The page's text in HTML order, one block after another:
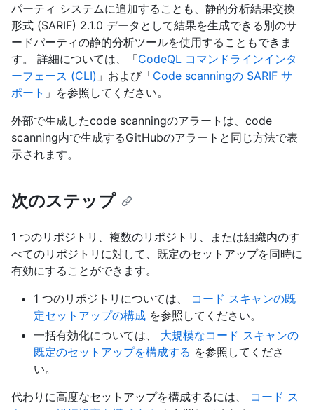
パーティ システムに追加することも、静的分析結果交換
形式 (SARIF) 2.1.0 データとして結果を生成できる別のサ
ードパーティの静的分析ツールを使用することもできま
す。 詳細については、「CodeQL コマンドラインインタ
ーフェース (CLI) 」および「Code scanningの SARIF サ
ポート 」を参照してください。
外部で生成したcode scanningのアラートは、code
scanning内で生成するGitHubのアラートと同じ方法で表
示されます。
次のステップ
1 つのリポジトリ、複数のリポジトリ、または組織内のす
べてのリポジトリに対して、既定のセットアップを同時に
有効にすることができます。
1 つのリポジトリについては、 コード スキャンの既
定セットアップの構成 を参照してください。
一括有効化については、 大規模なコード スキャンの
既定のセットアップを構成する を参照してくださ
い。
代わりに高度なセットアップを構成するには、 コード ス